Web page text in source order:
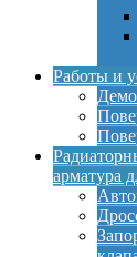
Работы и
арматура